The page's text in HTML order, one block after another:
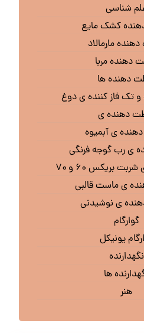
شناسی
کشک مایع
مارمالاد
دهنده مربا
دهنده ها
تک فاز کننده ی دوغ
دهنده ی
ی آبمیوه
ی رب گوجه فرنگی
بریکس ۶۰ و ۷۰
ی ماست قالبی
ی نوشیدنی
گوارگام
یونیکل
نگهدارنده
ها
هنر